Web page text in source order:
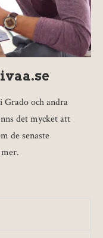
och andra
det mycket att
de senaste